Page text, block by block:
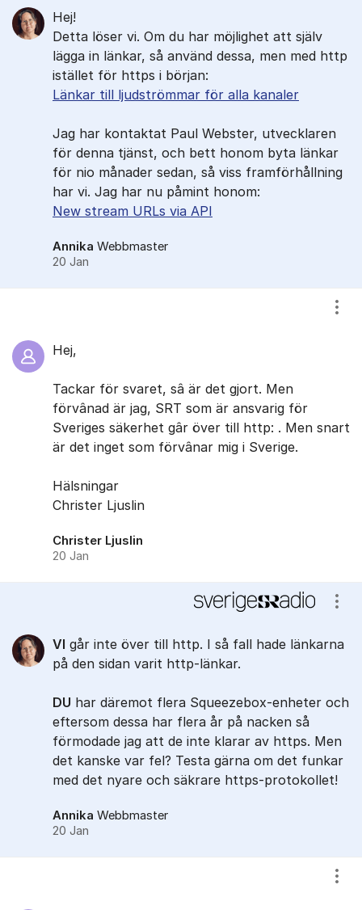
Hej!
Detta löser vi. Om du har möjlighet att själv
lägga in länkar, så använd dessa, men med http
istället för https i början:
Länkar till ljudströmmar för alla kanaler
Jag har kontaktat Paul Webster, utvecklaren
för denna tjänst, och bett honom byta länkar
för nio månader sedan, så viss framförhållning
har vi. Jag har nu påmint honom:
New stream URLs via API
Annika Webbmaster
20 Jan
Hej,
Tackar för svaret, sâ är det gjort. Men
förvânad är jag, SRT som är ansvarig för
Sveriges säkerhet gâr över till http: . Men snart
är det inget som förvânar mig i Sverige.
Hälsningar
Christer Ljuslin
Christer Ljuslin
20 Jan
VI går inte över till http. I så fall hade länkarna
på den sidan varit http-länkar.
DU har däremot flera Squeezebox-enheter och
eftersom dessa har flera år på nacken så
förmodade jag att de inte klarar av https. Men
det kanske var fel? Testa gärna om det funkar
med det nyare och säkrare https-protokollet!
Annika Webbmaster
20 Jan